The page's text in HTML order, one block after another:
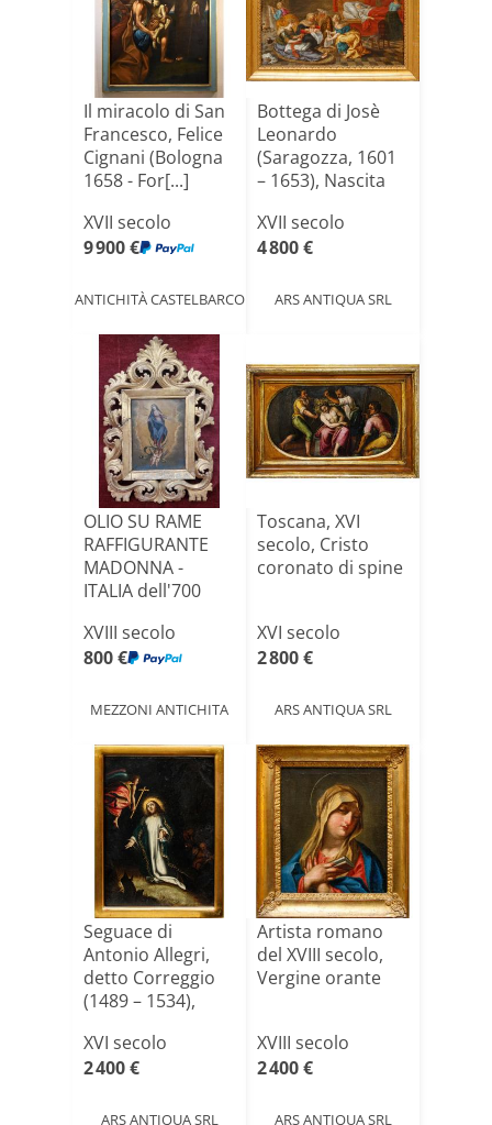
Il miracolo di San
Francesco, Felice
Cignani (Bologna
1658 - For[...]
XVII secolo
9 900 €
ANTICHITÀ CASTELBARCO
Bottega di Josè
Leonardo
(Saragozza, 1601
– 1653), Nascita
XVII secolo
4 800 €
ARS ANTIQUA SRL
OLIO SU RAME
RAFFIGURANTE
MADONNA -
ITALIA dell'700
XVIII secolo
800 €
MEZZONI ANTICHITA
Toscana, XVI
secolo, Cristo
coronato di spine
XVI secolo
2 800 €
ARS ANTIQUA SRL
Seguace di
Antonio Allegri,
detto Correggio
(1489 – 1534),
XVI secolo
2 400 €
ARS ANTIQUA SRL
Artista romano
del XVIII secolo,
Vergine orante
XVIII secolo
2 400 €
ARS ANTIQUA SRL